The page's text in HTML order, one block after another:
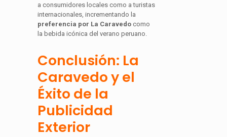
a consumidores locales como a turistas
internacionales, incrementando la
preferencia por La Caravedo como
la bebida icónica del verano peruano.
Conclusión: La
Caravedo y el
Éxito de la
Publicidad
Exterior